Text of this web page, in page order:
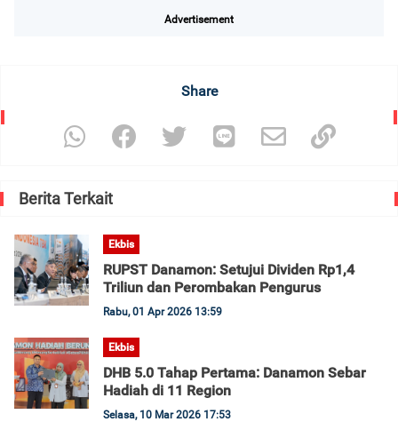
Advertisement
Share
Berita Terkait
Ekbis
RUPST Danamon: Setujui Dividen Rp1,4
Triliun dan Perombakan Pengurus
Rabu, 01 Apr 2026 13:59
Ekbis
DHB 5.0 Tahap Pertama: Danamon Sebar
Hadiah di 11 Region
Selasa, 10 Mar 2026 17:53